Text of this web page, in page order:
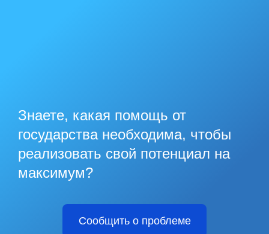
Знаете, какая помощь от
государства необходима, чтобы
реализовать свой потенциал на
максимум?
Сообщить о проблеме